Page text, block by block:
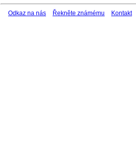
Odkaz na nás Řekněte známému Kontakt